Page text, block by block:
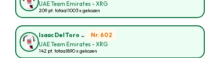
UAE Team Emirates - XRG
209 pt. totaal1003 x gekozen
Isaac Del Toro - Nr. 602
UAE Team Emirates - XRG
142 pt. totaal890 x gekozen